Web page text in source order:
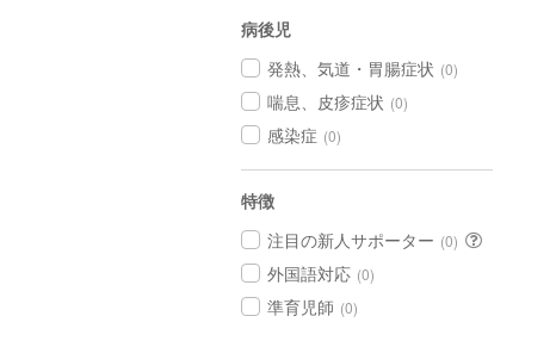
病後児
発熱、気道・胃腸症状 (0)
喘息、皮疹症状 (0)
感染症 (0)
特徴
注目の新人サポーター (0)
外国語対応 (0)
準育児師 (0)